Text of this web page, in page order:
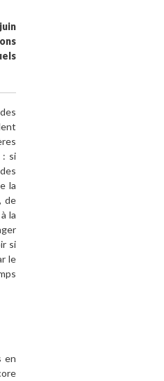
: si
la
de
la
si
le
en